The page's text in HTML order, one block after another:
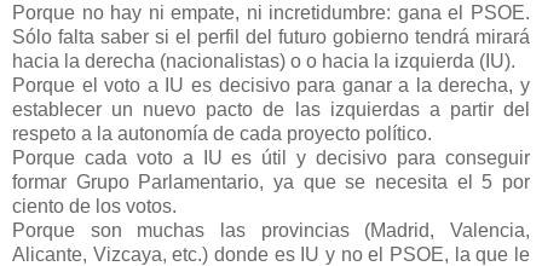
Porque no hay ni empate, ni incretidumbre: gana el PSOE.
Sólo falta saber si el perfil del futuro gobierno tendrá mirará
hacia la derecha (nacionalistas) o o hacia la izquierda (IU).
Porque el voto a IU es decisivo para ganar a la derecha, y
establecer un nuevo pacto de las izquierdas a partir del
respeto a la autonomía de cada proyecto político.
Porque cada voto a IU es útil y decisivo para conseguir
formar Grupo Parlamentario, ya que se necesita el 5 por
ciento de los votos.
Porque son muchas las provincias (Madrid, Valencia,
Alicante, Vizcaya, etc.) donde es IU y no el PSOE, la que le